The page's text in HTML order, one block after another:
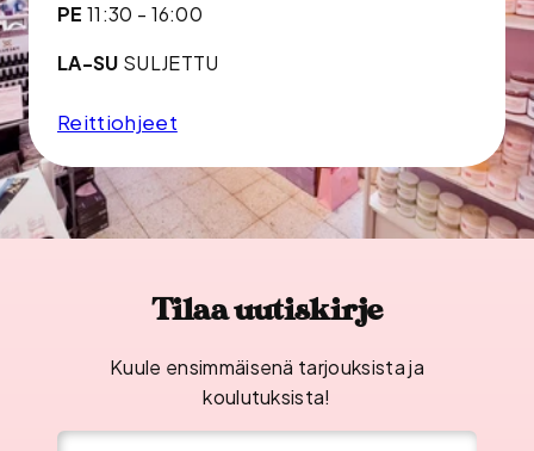
PE 11:30 - 16:00
LA-SU SULJETTU
Reittiohjeet
Tilaa uutiskirje
Kuule ensimmäisenä tarjouksista ja
koulutuksista!